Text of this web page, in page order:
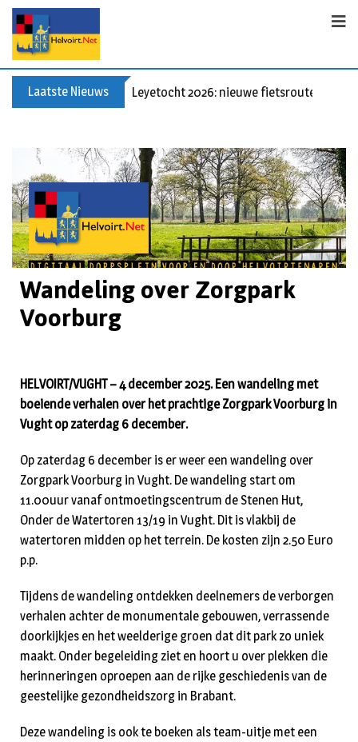
Laatste Nieuws Leyetocht 2026: nieuwe fietsroutes
Wandeling over Zorgpark
Voorburg
HELVOIRT/VUGHT – 4 december 2025. Een wandeling met
boeiende verhalen over het prachtige Zorgpark Voorburg in
Vught op zaterdag 6 december.
Op zaterdag 6 december is er weer een wandeling over
Zorgpark Voorburg in Vught. De wandeling start om
11.00uur vanaf ontmoetingscentrum de Stenen Hut,
Onder de Watertoren 13/19 in Vught. Dit is vlakbij de
watertoren midden op het terrein. De kosten zijn 2.50 Euro
p.p.
Tijdens de wandeling ontdekken deelnemers de verborgen
verhalen achter de monumentale gebouwen, verrassende
doorkijkjes en het weelderige groen dat dit park zo uniek
maakt. Onder begeleiding ziet en hoort u over plekken die
herinneringen oproepen aan de rijke geschiedenis van de
geestelijke gezondheidszorg in Brabant.
Deze wandeling is ook te boeken als team-uitje met een